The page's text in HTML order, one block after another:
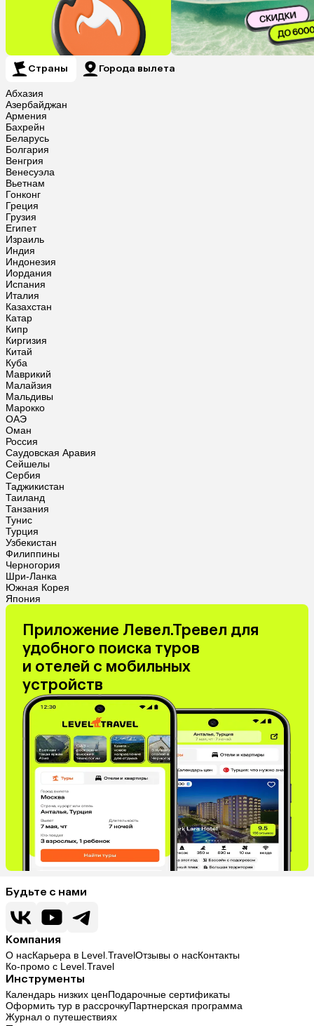
Страны Города вылета
Абхазия
Азербайджан
Армения
Бахрейн
Беларусь
Болгария
Венгрия
Венесуэла
Вьетнам
Гонконг
Греция
Грузия
Египет
Израиль
Индия
Индонезия
Иордания
Испания
Италия
Казахстан
Катар
Кипр
Киргизия
Китай
Куба
Маврикий
Малайзия
Мальдивы
Марокко
ОАЭ
Оман
Россия
Саудовская Аравия
Сейшелы
Сербия
Таджикистан
Таиланд
Танзания
Тунис
Турция
Узбекистан
Филиппины
Черногория
Шри-Ланка
Южная Корея
Япония
Приложение Левел.Тревел для
удобного поиска туров
и отелей с мобильных
устройств
Будьте с нами
Компания
О насКарьера в Level.TravelОтзывы о насКонтакты
Ко-промо с Level.Travel
Инструменты
Календарь низких ценПодарочные сертификаты
Оформить тур в рассрочкуПартнерская программа
Журнал о путешествиях